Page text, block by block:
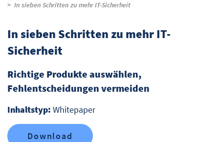
In sieben Schritten zu mehr IT-Sicherheit
In sieben Schritten zu mehr IT-
Sicherheit
Richtige Produkte auswählen,
Fehlentscheidungen vermeiden
Inhaltstyp: Whitepaper
Download